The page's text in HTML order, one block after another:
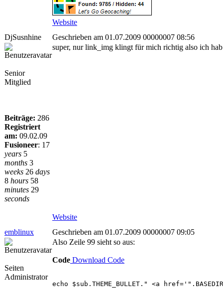
Website
DjSusnhine
Geschrieben am 01.07.2009 00000007 08:56
Senior
Mitglied
Beiträge: 286
Registriert
am: 09.02.09
Fusioneer: 17
years 5
months 3
weeks 26 days
8 hours 58
minutes 29
seconds
super, nur link_img klingt für mich richtig also ich
Website
emblinux
Geschrieben am 01.07.2009 00000007 09:05
Seiten
Administrator
Also Zeile 99 sieht so aus:
Code Download Code
echo $sub.THEME_BULLET." <a